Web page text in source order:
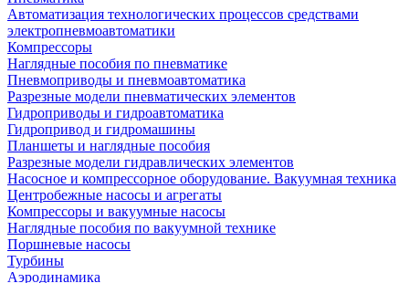
Автоматизация технологических процессов средствами
электропневмоавтоматики
Компрессоры
Наглядные пособия по пневматике
Пневмоприводы и пневмоавтоматика
Разрезные модели пневматических элементов
Гидроприводы и гидроавтоматика
Гидропривод и гидромашины
Планшеты и наглядные пособия
Разрезные модели гидравлических элементов
Насосное и компрессорное оборудование. Вакуумная техника
Центробежные насосы и агрегаты
Компрессоры и вакуумные насосы
Наглядные пособия по вакуумной технике
Поршневые насосы
Турбины
Аэродинамика